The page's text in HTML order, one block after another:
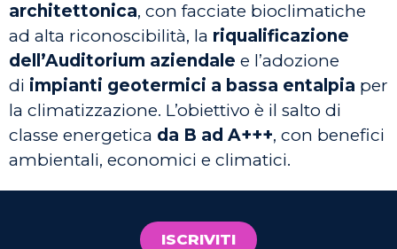
architettonica, con facciate bioclimatiche
ad alta riconoscibilità, la riqualificazione
dell’Auditorium aziendale e l’adozione
di impianti geotermici a bassa entalpia per
la climatizzazione. L’obiettivo è il salto di
classe energetica da B ad A+++, con benefici
ambientali, economici e climatici.
ISCRIVITI